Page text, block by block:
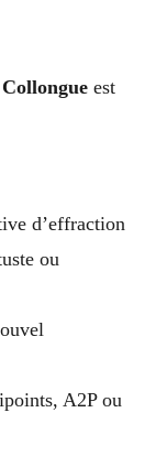
est
d’effraction
ou
A2P ou